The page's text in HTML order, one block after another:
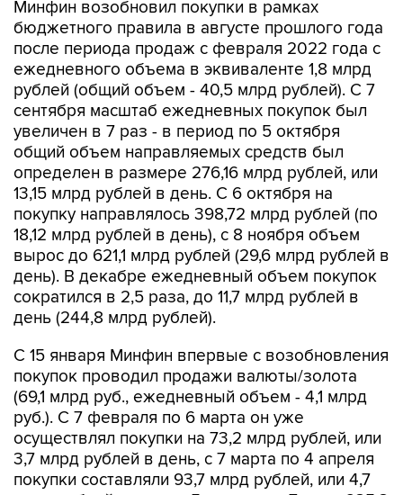
после периода продаж с февраля 2022 года с
ежедневного объема в эквиваленте 1,8 млрд
рублей (общий объем - 40,5 млрд рублей). С 7
сентября масштаб ежедневных покупок был
увеличен в 7 раз - в период по 5 октября
общий объем направляемых средств был
определен в размере 276,16 млрд рублей, или
13,15 млрд рублей в день. С 6 октября на
покупку направлялось 398,72 млрд рублей (по
18,12 млрд рублей в день), с 8 ноября объем
вырос до 621,1 млрд рублей (29,6 млрд рублей в
день). В декабре ежедневный объем покупок
сократился в 2,5 раза, до 11,7 млрд рублей в
день (244,8 млрд рублей).
С 15 января Минфин впервые с возобновления
(69,1 млрд руб., ежедневный объем - 4,1 млрд
руб.). С 7 февраля по 6 марта он уже
осуществлял покупки на 73,2 млрд рублей, или
3,7 млрд рублей в день, с 7 марта по 4 апреля
покупки составляли 93,7 млрд рублей, или 4,7
млрд рублей в день, с 5 апреля по 7 мая - 235,3
млрд рублей, или 11,2 млрд рублей.